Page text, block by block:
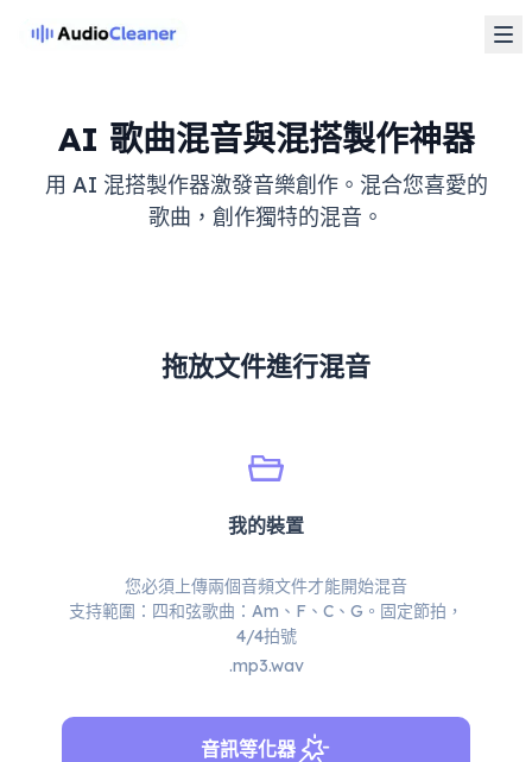
AI 歌曲混音與混搭製作神器
用 AI 混搭製作器激發音樂創作。混合您喜愛的
歌曲，創作獨特的混音。
拖放文件進行混音
我的裝置
您必須上傳兩個音頻文件才能開始混音
支持範圍：四和弦歌曲：Am、F、C、G。固定節拍，
4/4拍號
.mp3.wav
音訊等化器